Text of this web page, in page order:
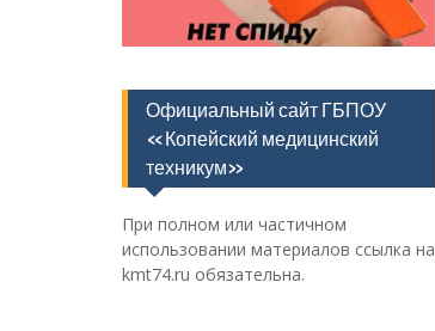
Официальный сайт ГБПОУ
«Копейский медицинский
техникум»
При полном или частичном
использовании материалов ссылка на
kmt74.ru обязательна.